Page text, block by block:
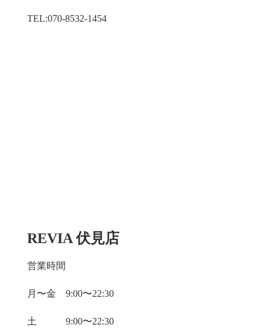
TEL:070-8532-1454
REVIA 伏見店
営業時間
月〜金 9:00〜22:30
土 9:00〜22:30